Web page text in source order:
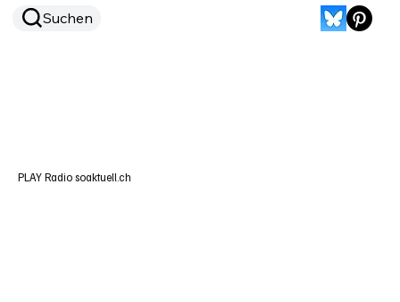
Suchen
PLAY Radio soaktuell.ch